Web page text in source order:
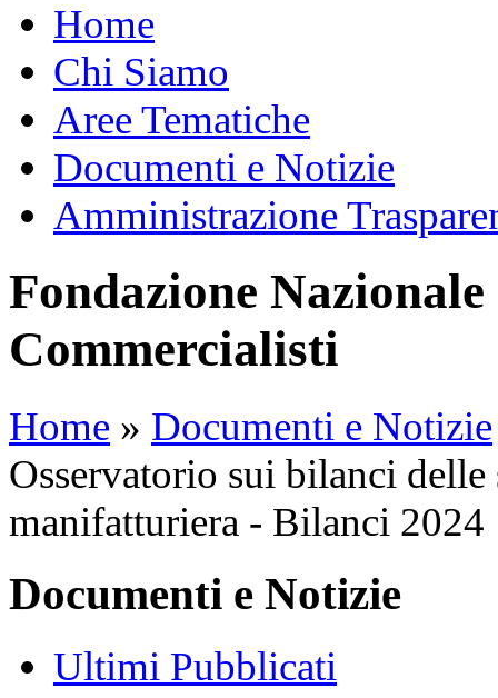
Home
Chi Siamo
Aree Tematiche
Documenti e Notizie
Amministrazione
Fondazione
Commercialisti
Home » Documenti e Notizie
Osservatorio sui bilanci
manifatturiera - Bilanci 2024
Documenti e Notizie
Ultimi Pubblicati